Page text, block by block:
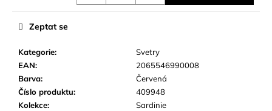
Kategorie:
Svetry
EAN:
2065546990008
Barva:
Červená
Číslo produktu:
409948
Kolekce:
Sardinie
Zeptat se
j
e
m
e